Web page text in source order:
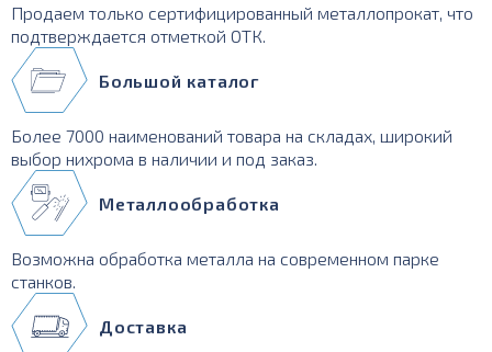
Продаем только сертифицированный металлопрокат, что
подтверждается отметкой ОТК.
Большой каталог
Более 7000 наименований товара на складах, широкий
выбор нихрома в наличии и под заказ.
Металлообработка
Возможна обработка металла на современном парке
станков.
Доставка